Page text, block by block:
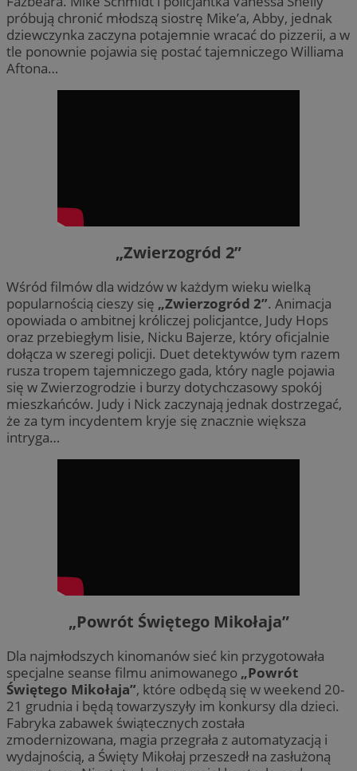
próbują chronić młodszą siostrę Mike’a, Abby, jednak
dziewczynka zaczyna potajemnie wracać do pizzerii, a w
tle ponownie pojawia się postać tajemniczego Williama
Aftona…
„Zwierzogród 2”
Wśród filmów dla widzów w każdym wieku wielką
popularnością cieszy się „Zwierzogród 2”. Animacja
opowiada o ambitnej króliczej policjantce, Judy Hops
oraz przebiegłym lisie, Nicku Bajerze, który oficjalnie
dołącza w szeregi policji. Duet detektywów tym razem
rusza tropem tajemniczego gada, który nagle pojawia
się w Zwierzogrodzie i burzy dotychczasowy spokój
mieszkańców. Judy i Nick zaczynają jednak dostrzegać,
że za tym incydentem kryje się znacznie większa
intryga…
„Powrót Świętego Mikołaja”
Dla najmłodszych kinomanów sieć kin przygotowała
specjalne seanse filmu animowanego „Powrót
Świętego Mikołaja”, które odbędą się w weekend 20-
21 grudnia i będą towarzyszyły im konkursy dla dzieci.
Fabryka zabawek świątecznych została
zmodernizowana, magia przegrała z automatyzacją i
wydajnością, a Święty Mikołaj przeszedł na zasłużoną